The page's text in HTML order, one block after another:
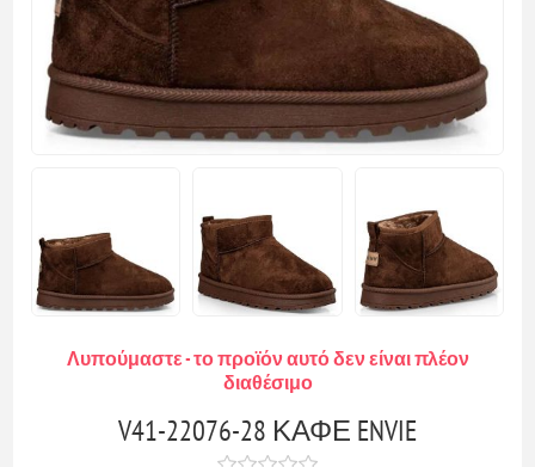
Λυπούμαστε - το προϊόν αυτό δεν είναι πλέον
διαθέσιμο
V41-22076-28 ΚΑΦΕ ENVIE